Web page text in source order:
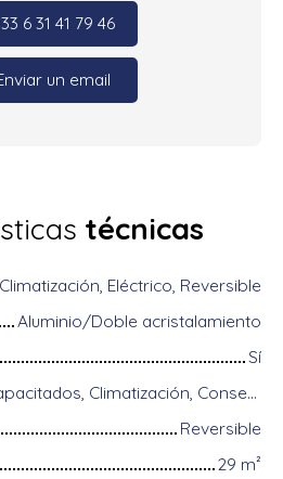
6 31 41 79 46
un email
técnicas
Climatización, Eléctrico, Reversible
Aluminio/Doble acristalamiento
Sí
Acceso para discapacitados, Climatización, Conserje, Equipos domóticos, Fibra óptica, Guardián, Sistema de alarma, Videófono
Reversible
29 m²